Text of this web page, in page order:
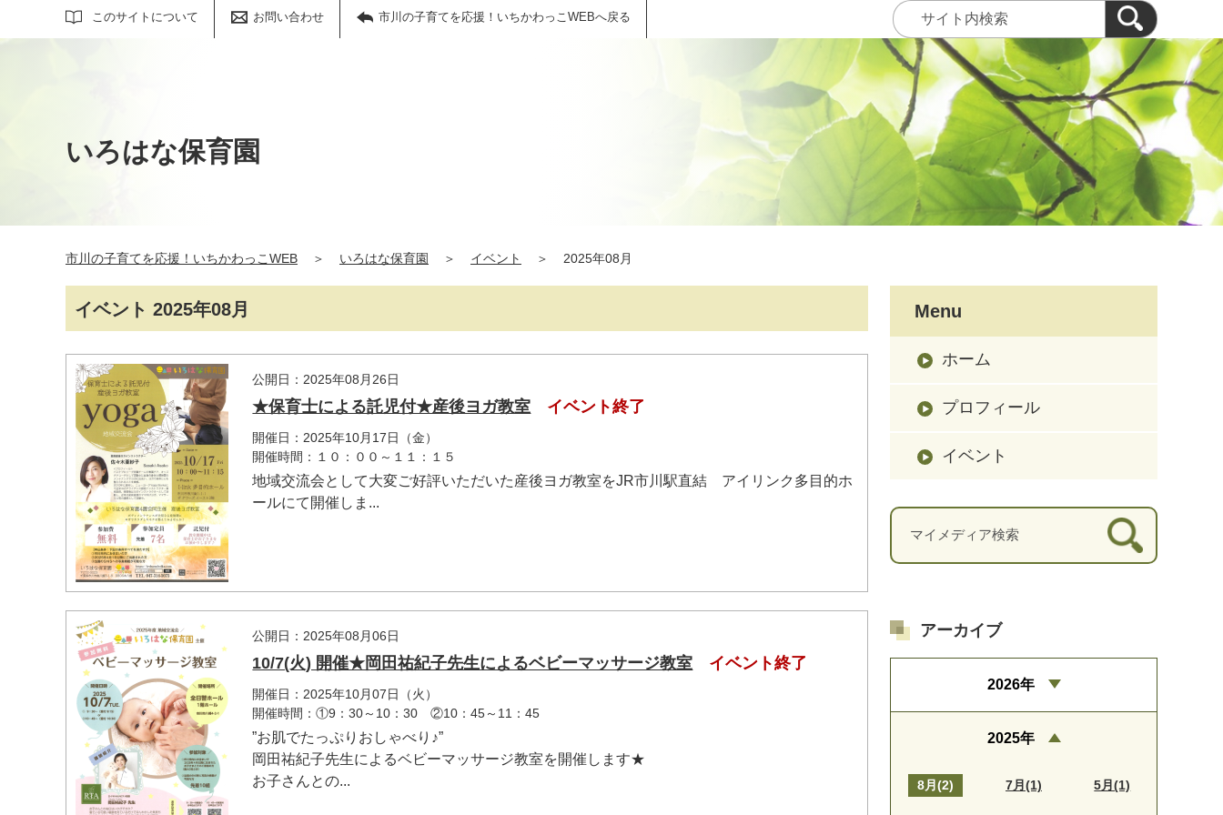
このサイトについて お問い合わせ 市川の子育てを応援！いちかわっこWEBへ戻る
サイト内検索
いろはな保育園
市川の子育てを応援！いちかわっこWEB ＞ いろはな保育園 ＞ イベント ＞ 2025年08月
イベント 2025年08月
公開日：2025年08月26日
★保育士による託児付★産後ヨガ教室 イベント終了
開催日：2025年10月17日（金）
開催時間：１０：００～１１：１５
地域交流会として大変ご好評いただいた産後ヨガ教室をJR市川駅直結 アイリンク多目的ホ
ールにて開催しま...
公開日：2025年08月06日
10/7(火) 開催★岡田祐紀子先生によるベビーマッサージ教室 イベント終了
開催日：2025年10月07日（火）
開催時間：①9：30～10：30 ②10：45～11：45
”お肌でたっぷりおしゃべり♪”
岡田祐紀子先生によるベビーマッサージ教室を開催します★
お子さんとの...
Menu
ホーム
プロフィール
イベント
マイメディア検索
アーカイブ
2026年
2025年
8月(2) 7月(1) 5月(1)